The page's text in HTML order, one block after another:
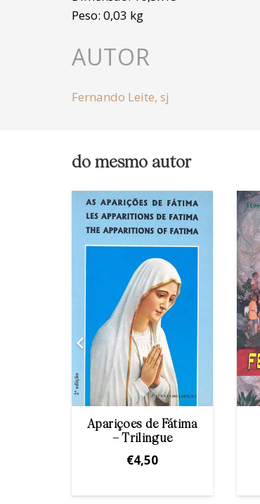
Peso: 0,03 kg
AUTOR
Fernando Leite, sj
do mesmo autor
Apariçoes de Fátima
– Trilingue
€4,50